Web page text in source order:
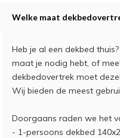
Welke maat
Heb je al een dekbed
maat je nodig hebt, of
dekbedovertrek moet
Wij bieden de meest
Doorgaans raden we het
- 1-persoons dekbed